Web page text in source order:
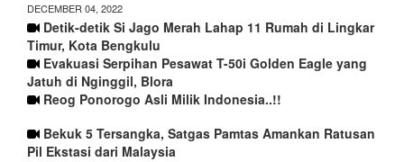
DECEMBER 04, 2022
Detik-detik Si Jago Merah Lahap 11 Rumah di Lingkar
Timur, Kota Bengkulu
Evakuasi Serpihan Pesawat T-50i Golden Eagle yang
Jatuh di Nginggil, Blora
Reog Ponorogo Asli Milik Indonesia..!!
Bekuk 5 Tersangka, Satgas Pamtas Amankan Ratusan
Pil Ekstasi dari Malaysia